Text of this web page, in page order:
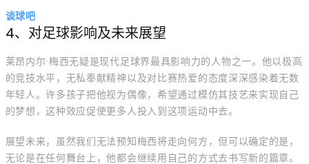
谈球吧
4、对足球影响及未来展望
莱昂内尔·梅西无疑是现代足球界最具影响力的人物之一。他以极高
的竞技水平，无私奉献精神以及对比赛热爱的态度深深感染着无数
年轻人。许多孩子把他视为偶像，希望通过模仿其技艺来实现自己
的梦想，这种效应促使更多人投入到这项运动中去。
展望未来，虽然我们无法预知梅西将走向何方，但可以确定的是，
无论是在任何舞台上，他都会继续用自己的方式去书写新的篇章。